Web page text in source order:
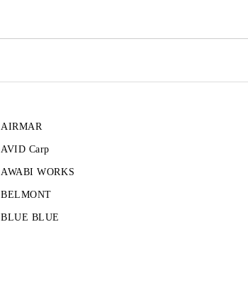
AIRMAR
AVID Carp
AWABI WORKS
BELMONT
BLUE BLUE